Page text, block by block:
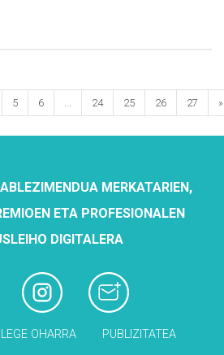
5 6 24 25 26 27 »
MERKATARIEN,
ETA PROFESIONALEN
DIGITALERA
LEGE OHARRA PUBLIZITATEA